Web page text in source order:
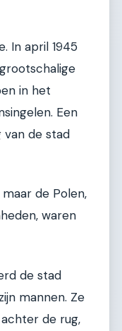
In april 1945
in het
Een
van de stad
de Polen,
waren
de stad
mannen. Ze
de rug,